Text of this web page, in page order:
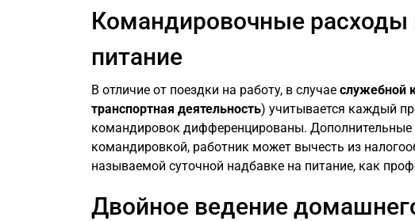
Командировочные расходы
питание
В отличие от поездки на работу, в случае служебной
транспортная деятельность) учитывается каждый
командировок дифференцированы. Дополнительные
командировкой, работник может вычесть из
называемой суточной надбавке на питание, как
Двойное ведение